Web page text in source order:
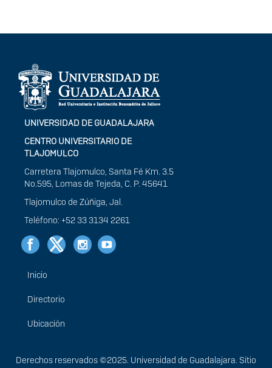
Información del
portal
UNIVERSIDAD DE GUADALAJARA
CENTRO UNIVERSITARIO DE
TLAJOMULCO
Carretera Tlajomulco, Santa Fé Km. 3.5
No.595, Lomas de Tejeda, C. P. 45641
Tlajomulco de Zúñiga, Jal.
Teléfono: +52 33 3134 2261
Menú
principal
Inicio
Directorio
Ubicación
Derechos
Derechos reservados ©2025. Universidad de Guadalajara. Sitio